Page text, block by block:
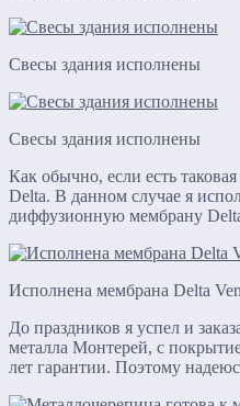
Свесы здания исполнены
Свесы здания исполнены
Как обычно, если есть
Delta. В данном случае я
диффузионную мембрану
Исполнена мембрана Delta
До праздников я успел и
металла Монтерей, с
лет гарантии. Поэтому